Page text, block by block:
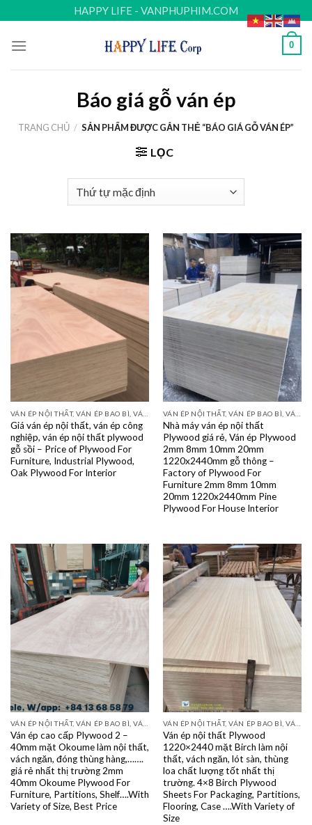
to
content
HAPPY LIFE - VANPHUPHIM.COM
0
Báo giá gỗ ván ép
TRANG CHỦ / SẢN PHẨM ĐƯỢC GẮN THẺ “BÁO GIÁ GỖ VÁN ÉP”
LỌC
Giá ván ép nội thất, ván ép công
nghiệp, ván ép nội thất plywood
gỗ sồi – Price of Plywood For
Furniture, Industrial Plywood,
Oak Plywood For Interior
Nhà máy ván ép nội thất
Plywood giá rẻ, Ván ép Plywood
2mm 8mm 10mm 20mm
1220x2440mm gỗ thông –
Factory of Plywood For
Furniture 2mm 8mm 10mm
20mm 1220x2440mm Pine
Plywood For House Interior
VÁN ÉP NỘI THẤT, VÁN ÉP BAO BÌ, VÁN SOFA, PALLETS, VÁN SẺ THANH LVL
Ván ép cao cấp Plywood 2 –
40mm mặt Okoume làm nội thất,
vách ngăn, đóng thùng hàng,…….
giá rẻ nhất thị trường 2mm
40mm Okoume Plywood For
Furniture, Partitions, Shelf….With
Variety of Size, Best Price
VÁN ÉP NỘI THẤT, VÁN ÉP BAO BÌ, VÁN SOFA, PALLETS, VÁN SẺ THANH LVL
Ván ép nội thất Plywood
1220×2440 mặt Birch làm nội
thất, vách ngăn, lót sàn, thùng
loa chất lượng tốt nhất thị
trường. 4×8 Birch Plywood
Sheets For Packaging, Partitions,
Flooring, Case ….With Variety of
Size